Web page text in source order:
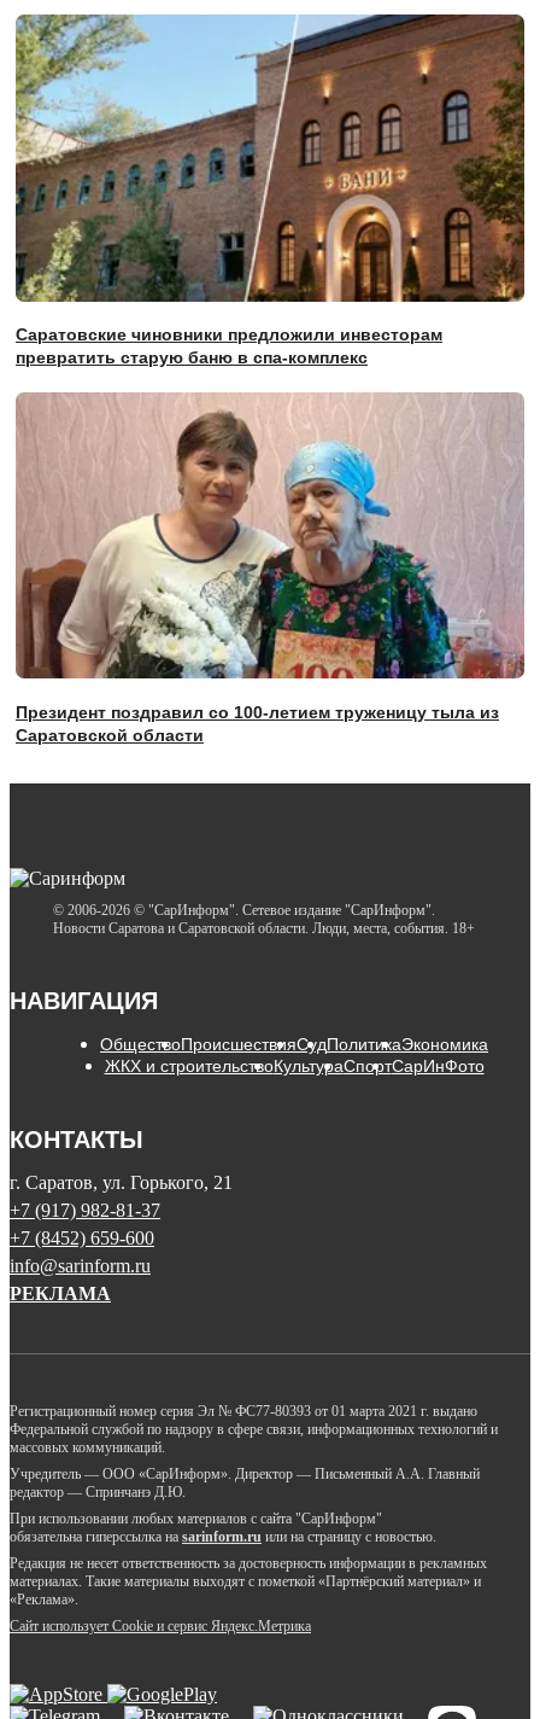
Саратовские чиновники предложили инвесторам
превратить старую баню в спа-комплекс
Президент поздравил со 100-летием труженицу тыла из
Саратовской области
© 2006-2026 © "СарИнформ". Сетевое издание "СарИнформ".
Новости Саратова и Саратовской области. Люди, места, события. 18+
НАВИГАЦИЯ
ОбществоПроисшествияСудПолитикаЭкономика
ЖКХ и строительствоКультураСпортСарИнФото
КОНТАКТЫ
г. Саратов, ул. Горького, 21
+7 (917) 982-81-37
+7 (8452) 659-600
info@sarinform.ru
РЕКЛАМА
Регистрационный номер серия Эл № ФС77-80393 от 01 марта 2021 г. выдано
Федеральной службой по надзору в сфере связи, информационных технологий и
массовых коммуникаций.
Учредитель — ООО «СарИнформ». Директор — Письменный А.А. Главный
редактор — Спринчанэ Д.Ю.
При использовании любых материалов с сайта "СарИнформ"
обязательна гиперссылка на sarinform.ru или на страницу с новостью.
Редакция не несет ответственность за достоверность информации в рекламных
материалах. Такие материалы выходят с пометкой «Партнёрский материал» и
«Реклама».
Сайт использует Cookie и сервиc Яндекс.Метрика